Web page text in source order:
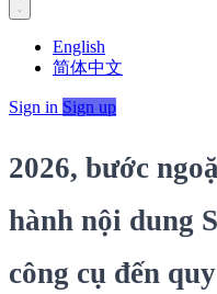
English
简体中文
Sign in Sign up
2026, bước
hành nội dung
công cụ đến